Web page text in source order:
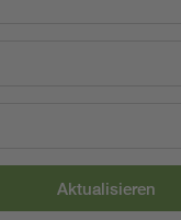
Aktualisieren